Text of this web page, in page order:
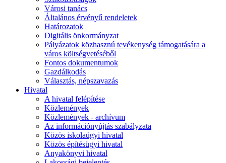
Városi tanács
Általános érvényű rendeletek
Határozatok
Digitális önkormányzat
Pályázatok közhasznú tevékenység támogatására a
város költségvetéséből
Fontos dokumentumok
Gazdálkodás
Választás, népszavazás
Hivatal
A hivatal felépítése
Közlemények
Közlemények - archívum
Az információnyújtás szabályzata
Közös iskolaügyi hivatal
Közös építésügyi hivatal
Anyakönyvi hivatal